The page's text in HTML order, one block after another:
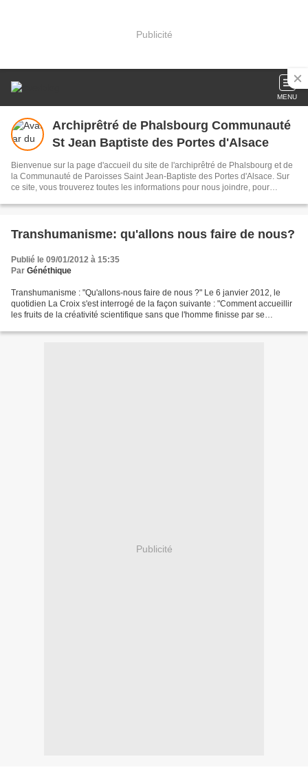
Publicité
MENU
Archiprêtré de Phalsbourg Communauté
St Jean Baptiste des Portes d'Alsace
Bienvenue sur la page d'accueil du site de l'archiprêtré de Phalsbourg et de
la Communauté de Paroisses Saint Jean-Baptiste des Portes d'Alsace. Sur
ce site, vous trouverez toutes les informations pour nous joindre, pour
dans une démarche spirituelle où Jésus est au coeur de toute la vie, et où Il
"Jésus-Christ au coeur pour tous"
Transhumanisme: qu'allons nous faire de nous?
Publié le 09/01/2012 à 15:35
Par Généthique
Transhumanisme : "Qu'allons-nous faire de nous ?" Le 6 janvier 2012, le
quotidien La Croix s'est interrogé de la façon suivante : "Comment accueillir
les fruits de la créativité scientifique sans que l'homme finisse par se
Publicité